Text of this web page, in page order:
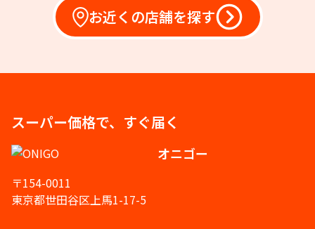
お近くの店舗を探す
スーパー価格で、すぐ届く
オニゴー
〒154-0011
東京都世田谷区上馬1-17-5